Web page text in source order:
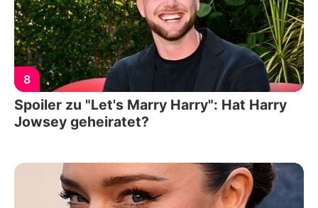
8
Spoiler zu "Let's Marry Harry": Hat Harry
Jowsey geheiratet?